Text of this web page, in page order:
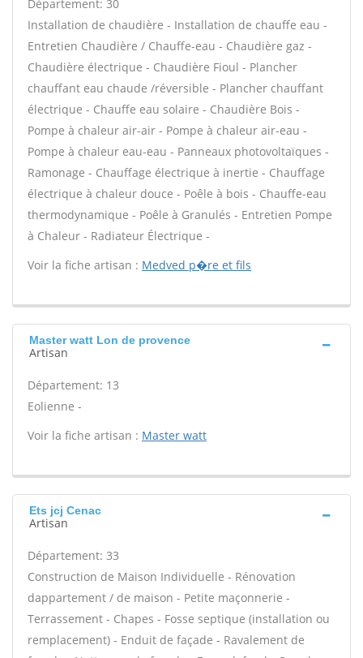
Département: 30
Installation de chaudière - Installation de chauffe eau -
Entretien Chaudière / Chauffe-eau - Chaudière gaz -
Chaudière électrique - Chaudière Fioul - Plancher
chauffant eau chaude /réversible - Plancher chauffant
électrique - Chauffe eau solaire - Chaudière Bois -
Pompe à chaleur air-air - Pompe à chaleur air-eau -
Pompe à chaleur eau-eau - Panneaux photovoltaïques -
Ramonage - Chauffage électrique à inertie - Chauffage
électrique à chaleur douce - Poêle à bois - Chauffe-eau
thermodynamique - Poêle à Granulés - Entretien Pompe
à Chaleur - Radiateur Électrique -
Voir la fiche artisan : Medved p�re et fils
Master watt Lon de provence
Artisan
Département: 13
Eolienne -
Voir la fiche artisan : Master watt
Ets jcj Cenac
Artisan
Département: 33
Construction de Maison Individuelle - Rénovation
dappartement / de maison - Petite maçonnerie -
Terrassement - Chapes - Fosse septique (installation ou
remplacement) - Enduit de façade - Ravalement de